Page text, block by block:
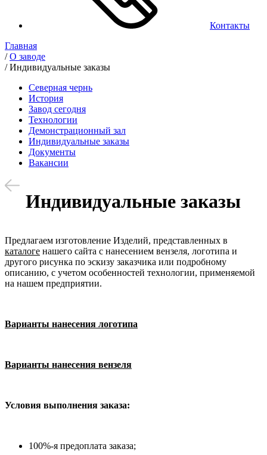
Контакты
Главная
/О заводе
/Индивидуальные заказы
Северная чернь
История
Завод сегодня
Технологии
Демонстрационный зал
Индивидуальные заказы
Документы
Вакансии
Индивидуальные заказы
Предлагаем изготовление Изделий, представленных в
каталоге нашего сайта с нанесением вензеля, логотипа и
другого рисунка по эскизу заказчика или подробному
описанию, с учетом особенностей технологии, применяемой
на нашем предприятии.
Варианты нанесения логотипа
Варианты нанесения вензеля
Условия выполнения заказа:
100%-я предоплата заказа;